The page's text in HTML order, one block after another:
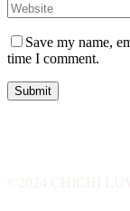
Save my name,
time I comment.
Submit